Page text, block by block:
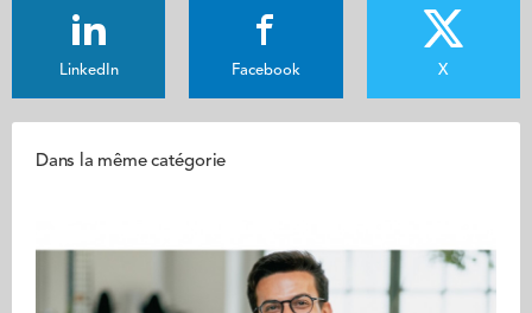
LinkedIn Facebook X
Dans la même catégorie